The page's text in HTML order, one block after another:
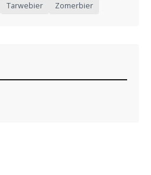
Tarwebier Zomerbier